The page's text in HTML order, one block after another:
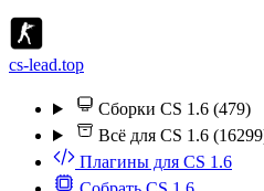
cs-lead.top
Сборки CS 1.6 (479)
Всё для CS 1.6
Плагины для CS 1.6